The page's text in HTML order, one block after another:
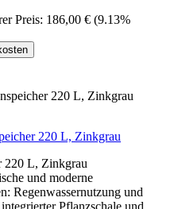
Preis: 186,00 € (9.13%
220 L, Zinkgrau
220 L, Zinkgrau
und moderne
Regenwassernutzung und
Pflanzschale und